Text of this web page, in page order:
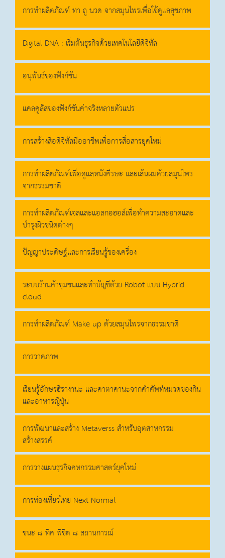
การทำผลิตภัณฑ์ ทา ถู นวด จากสมุนไพรเพื่อใช้ดูแลสุขภาพ
Digital DNA : เริ่มต้นธุรกิจด้วยเทคโนโลยีดิจิทัล
อนุพันธ์ของฟังก์ชัน
แคลคูลัสของฟังก์ชันค่าจริงหลายตัวแปร
การสร้างสื่อดิจิทัลมืออาชีพเพื่อการสื่อสารยุคใหม่
การทำผลิตภัณฑ์เพื่อดูแลหนังศีรษะ และเส้นผมด้วยสมุนไพร
จากธรรมชาติ
การทำผลิตภัณฑ์เจลและแอลกอฮอล์เพื่อทำความสะอาดและ
บำรุงผิวชนิดต่างๆ
ปัญญาประดิษฐ์และการเรียนรู้ของเครื่อง
ระบบร้านค้าชุมชนและทำบัญชีด้วย Robot แบบ Hybrid
cloud
การทำผลิตภัณฑ์ Make up ด้วยสมุนไพรจากธรรมชาติ
การวาดภาพ
เรียนรู้อักษรฮิรางานะ และคาตาคานะจากคำศัพท์หมวดของกิน
และอาหารญี่ปุ่น
การพัฒนาและสร้าง Metaverss สำหรับอุตสาหกรรม
สร้างสรรค์
การวางแผนธุรกิจคหกรรมศาสตร์ยุคใหม่
การท่องเที่ยวไทย Next Normal
ชนะ ๘ ทิศ พิชิต ๘ สถานการณ์